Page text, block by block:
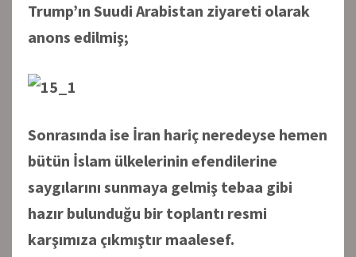
Trump’ın Suudi Arabistan ziyareti olarak
anons edilmiş;
Sonrasında ise İran hariç neredeyse hemen
bütün İslam ülkelerinin efendilerine
saygılarını sunmaya gelmiş tebaa gibi
hazır bulunduğu bir toplantı resmi
karşımıza çıkmıştır maalesef.